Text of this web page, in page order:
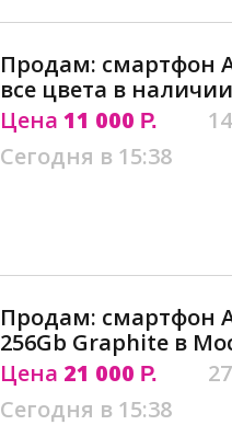
Продам: смартфон
все цвета в
Цена 11 000 Р.
Сегодня в 15:38
Продам: смартфон
256Gb Graphite в
Цена 21 000 Р.
Сегодня в 15:38